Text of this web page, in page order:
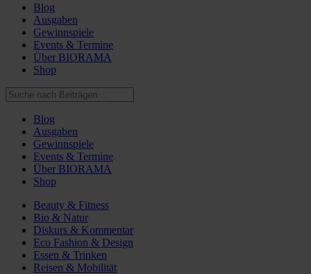
Blog
Ausgaben
Gewinnspiele
Events & Termine
Über BIORAMA
Shop
Blog
Ausgaben
Gewinnspiele
Events & Termine
Über BIORAMA
Shop
Beauty & Fitness
Bio & Natur
Diskurs & Kommentar
Eco Fashion & Design
Essen & Trinken
Reisen & Mobilität